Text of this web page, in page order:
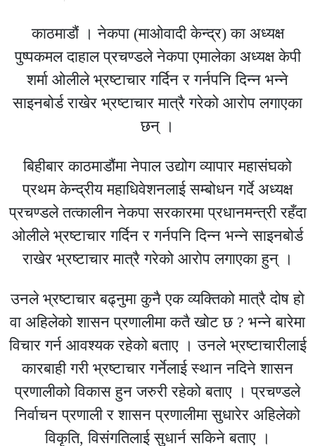
काठमाडौं । नेकपा (माओवादी केन्द्र) का अध्यक्ष
पुष्पकमल दाहाल प्रचण्डले नेकपा एमालेका अध्यक्ष केपी
शर्मा ओलीले भ्रष्टाचार गर्दिन र गर्नपनि दिन्न भन्ने
साइनबोर्ड राखेर भ्रष्टाचार मात्रै गरेको आरोप लगाएका
छन् ।
बिहीबार काठमाडौंमा नेपाल उद्योग व्यापार महासंघको
प्रथम केन्द्रीय महाधिवेशनलाई सम्बोधन गर्दे अध्यक्ष
प्रचण्डले तत्कालीन नेकपा सरकारमा प्रधानमन्त्री रहँदा
ओलीले भ्रष्टाचार गर्दिन र गर्नपनि दिन्न भन्ने साइनबोर्ड
राखेर भ्रष्टाचार मात्रै गरेको आरोप लगाएका हुन् ।
उनले भ्रष्टाचार बढ्नुमा कुनै एक व्यक्तिको मात्रै दोष हो
वा अहिलेको शासन प्रणालीमा कतै खोट छ ? भन्ने बारेमा
विचार गर्न आवश्यक रहेको बताए । उनले भ्रष्टाचारीलाई
कारबाही गरी भ्रष्टाचार गर्नेलाई स्थान नदिने शासन
प्रणालीको विकास हुन जरुरी रहेको बताए । प्रचण्डले
निर्वाचन प्रणाली र शासन प्रणालीमा सुधारेर अहिलेको
विकृति, विसंगतिलाई सुधार्न सकिने बताए ।